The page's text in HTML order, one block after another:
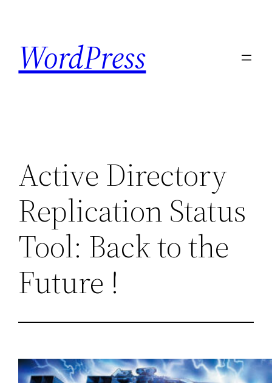
content
WordPress
Active Directory
Replication Status
Tool: Back to the
Future !